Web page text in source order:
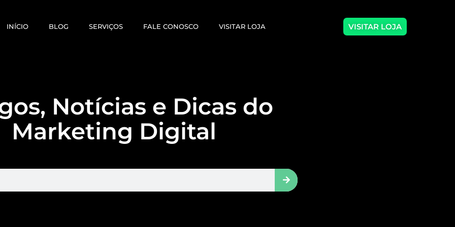
INÍCIO BLOG SERVIÇOS FALE CONOSCO VISITAR LOJA VISITAR LOJA
Notícias e Dicas do
Marketing Digital